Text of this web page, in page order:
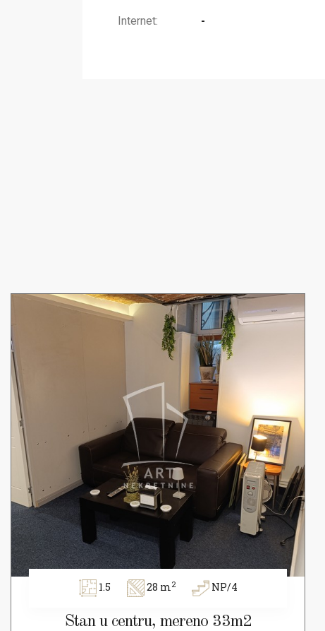
Internet: -
1.5 28 m2 NP/4
Stan u centru, mereno 33m2